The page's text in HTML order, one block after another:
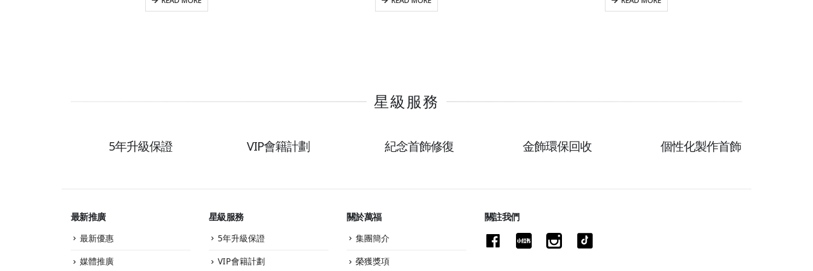
星級服務
5年升級保證 VIP會籍計劃 紀念首飾修復 金飾環保回收 個性化製作首飾
最新推廣
最新優惠
媒體推廣
星級服務
5年升級保證
VIP會籍計劃
關於萬福
集團簡介
榮獲獎項
關註我們